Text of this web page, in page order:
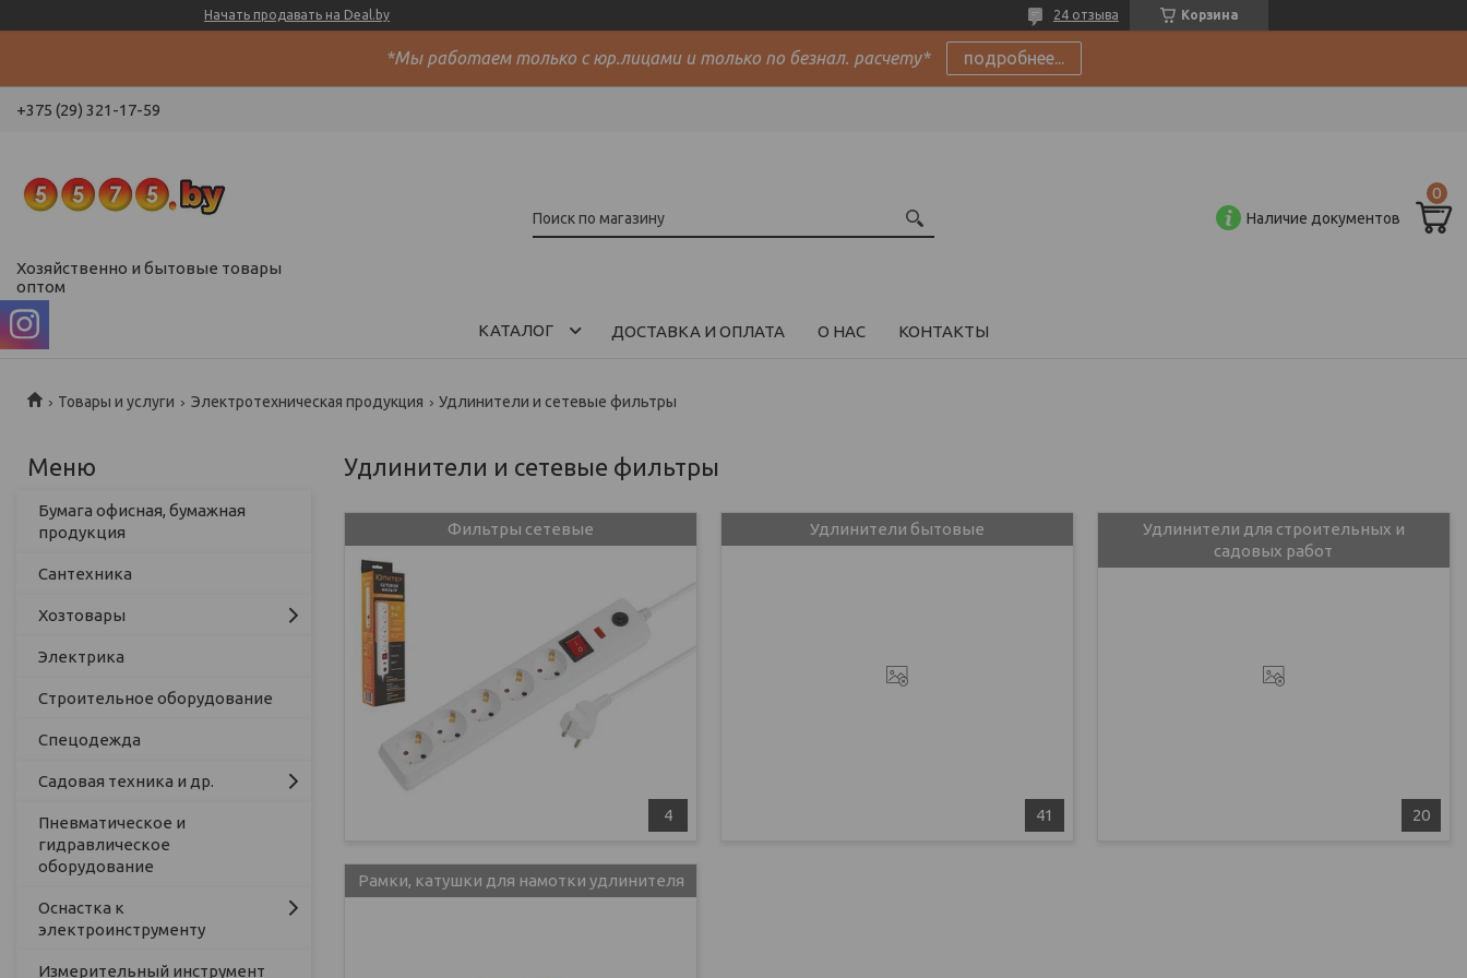
Начать продавать на Deal.by Корзина
24 отзыва
*Мы работаем только с юр.лицами и только по безнал. расчету* подробнее...
+375 (29) 321-17-59
Хозяйственно и бытовые товары
оптом
Наличие документов
КАТАЛОГ ДОСТАВКА И ОПЛАТА О НАС КОНТАКТЫ
Товары и услуги Электротехническая продукция Удлинители и сетевые фильтры
Удлинители и сетевые фильтры
4
Фильтры сетевые
41
Удлинители бытовые
20
Удлинители для строительных и
садовых работ
Рамки, катушки для намотки удлинителя
Бумага офисная, бумажная
продукция
Сантехника
Хозтовары
Электрика
Строительное оборудование
Спецодежда
Садовая техника и др.
Пневматическое и
гидравлическое
оборудование
Оснастка к
электроинструменту
Измерительный инструмент